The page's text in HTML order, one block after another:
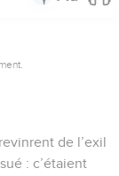
de l’exil
: c’étaient